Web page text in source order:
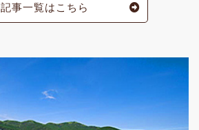
記事一覧はこちら